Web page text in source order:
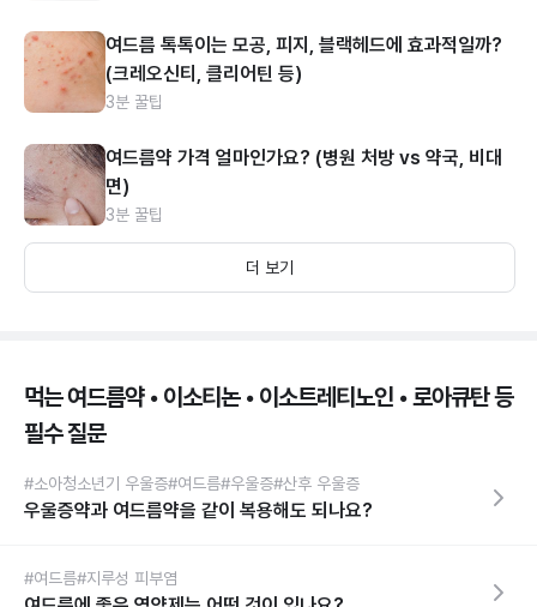
여드름 톡톡이는 모공, 피지, 블랙헤드에 효과적일까?
(크레오신티, 클리어틴 등)
3분 꿀팁
여드름약 가격 얼마인가요? (병원 처방 vs 약국, 비대
면)
3분 꿀팁
더 보기
먹는 여드름약 • 이소티논 • 이소트레티노인 • 로아큐탄 등
필수 질문
#소아청소년기 우울증#여드름#우울증#산후 우울증
우울증약과 여드름약을 같이 복용해도 되나요?
#여드름#지루성 피부염